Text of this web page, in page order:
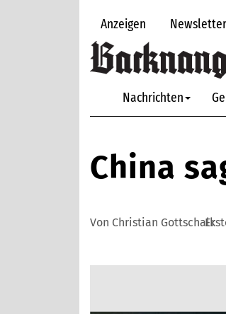
Anzeigen Newsletter
Nachrichten
China
Von Christian Gottschalk